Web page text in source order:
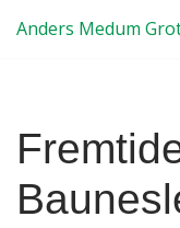
Anders Medum